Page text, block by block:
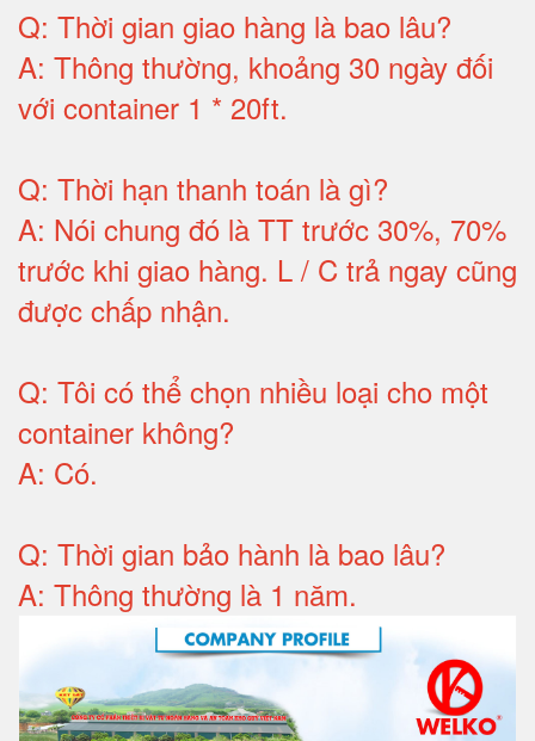
Q: Thời gian giao hàng là bao lâu?
A: Thông thường, khoảng 30 ngày đối
với container 1 * 20ft.
Q: Thời hạn thanh toán là gì?
A: Nói chung đó là TT trước 30%, 70%
trước khi giao hàng. L / C trả ngay cũng
được chấp nhận.
Q: Tôi có thể chọn nhiều loại cho một
container không?
A: Có.
Q: Thời gian bảo hành là bao lâu?
A: Thông thường là 1 năm.